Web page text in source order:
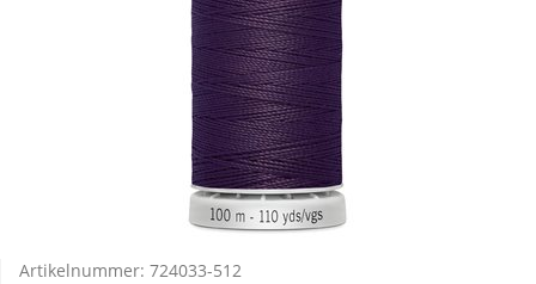
Artikelnummer: 724033-512